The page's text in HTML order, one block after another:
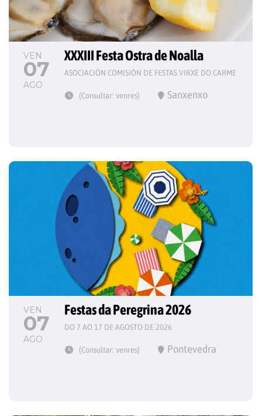
VEN
07
AGO
XXXIII Festa Ostra de Noalla
ASOCIACIÓN COMISIÓN DE FESTAS VIRXE DO CARME
(Consultar: venres) Sanxenxo
VEN
07
AGO
Festas da Peregrina 2026
DO 7 AO 17 DE AGOSTO DE 2026
(Consultar: venres) Pontevedra